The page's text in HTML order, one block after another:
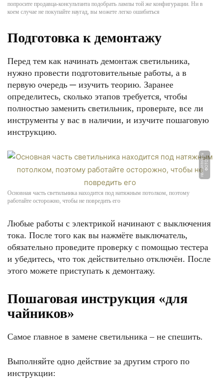
попросите продавца-консультанта подобрать лампы той же конфигурации. Ни в
коем случае не покупайте наугад, вы можете легко ошибиться
Подготовка к демонтажу
Перед тем как начинать демонтаж светильника,
нужно провести подготовительные работы, а в
первую очередь ─ изучить теорию. Заранее
определитесь, сколько этапов требуется, чтобы
полностью заменить светильник, проверьте, все ли
инструменты у вас в наличии, и изучите пошаговую
инструкцию.
Ф
О
Т
О:
r
e
m
o
n
t
ni
k.
r
u
Основная часть светильника находится под натяжным потолком, поэтому
работайте осторожно, чтобы не повредить его
Любые работы с электрикой начинают с выключения
тока. После того как вы нажмёте выключатель,
обязательно проведите проверку с помощью тестера
и убедитесь, что ток действительно отключён. После
этого можете приступать к демонтажу.
Пошаговая инструкция «для
чайников»
Самое главное в замене светильника – не спешить.
Выполняйте одно действие за другим строго по
инструкции: